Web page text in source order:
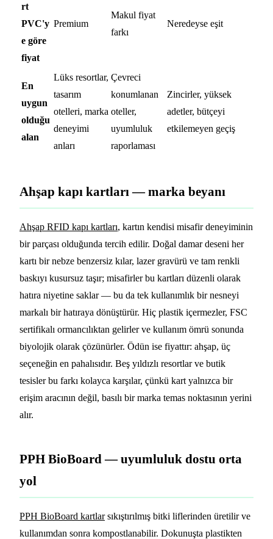
rt
PVC'y
e göre
fiyat
Premium
Makul fiyat
farkı
Neredeyse eşit
En
uygun
olduğu
alan
Lüks resortlar,
tasarım
otelleri, marka
deneyimi
anları
Çevreci
konumlanan
oteller,
uyumluluk
raporlaması
Zincirler, yüksek
adetler, bütçeyi
etkilemeyen geçiş
Ahşap kapı kartları — marka beyanı
Ahşap RFID kapı kartları, kartın kendisi misafir deneyiminin
bir parçası olduğunda tercih edilir. Doğal damar deseni her
kartı bir nebze benzersiz kılar, lazer gravürü ve tam renkli
baskıyı kusursuz taşır; misafirler bu kartları düzenli olarak
hatıra niyetine saklar — bu da tek kullanımlık bir nesneyi
markalı bir hatıraya dönüştürür. Hiç plastik içermezler, FSC
sertifikalı ormancılıktan gelirler ve kullanım ömrü sonunda
biyolojik olarak çözünürler. Ödün ise fiyattır: ahşap, üç
seçeneğin en pahalısıdır. Beş yıldızlı resortlar ve butik
tesisler bu farkı kolayca karşılar, çünkü kart yalnızca bir
erişim aracının değil, basılı bir marka temas noktasının yerini
alır.
PPH BioBoard — uyumluluk dostu orta
yol
PPH BioBoard kartlarsıkıştırılmış bitki liflerinden üretilir ve
kullanımdan sonra kompostlanabilir. Dokunuşta plastikten